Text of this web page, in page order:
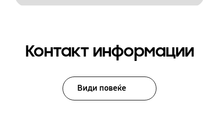
Контакт информации
Види повеќе